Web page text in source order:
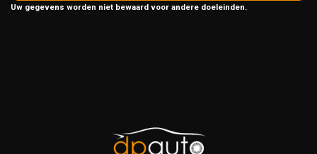
Uw gegevens worden niet bewaard voor andere doeleinden.